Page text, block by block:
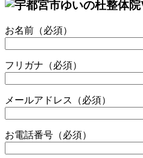
お名前（必須）
フリガナ（必須）
メールアドレス（必須）
お電話番号（必須）